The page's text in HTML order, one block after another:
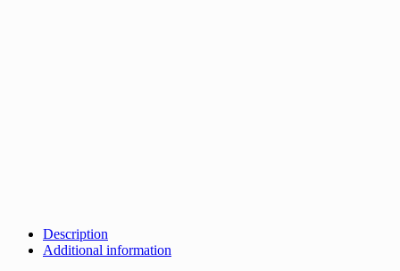
Description
Additional information